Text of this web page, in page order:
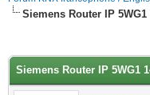
Siemens Router IP 5WG1
Siemens Router IP 5WG1